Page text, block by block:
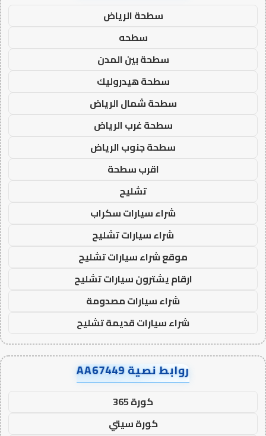
سطحة الرياض
سطحه
سطحة بين المدن
سطحة هيدروليك
سطحة شمال الرياض
سطحة غرب الرياض
سطحة جنوب الرياض
اقرب سطحة
تشليح
شراء سيارات سكراب
شراء سيارات تشليح
موقع شراء سيارات تشليح
ارقام يشترون سيارات تشليح
شراء سيارات مصدومة
شراء سيارات قديمة تشليح
روابط نصية AA67449
كورة 365
كورة سيتي